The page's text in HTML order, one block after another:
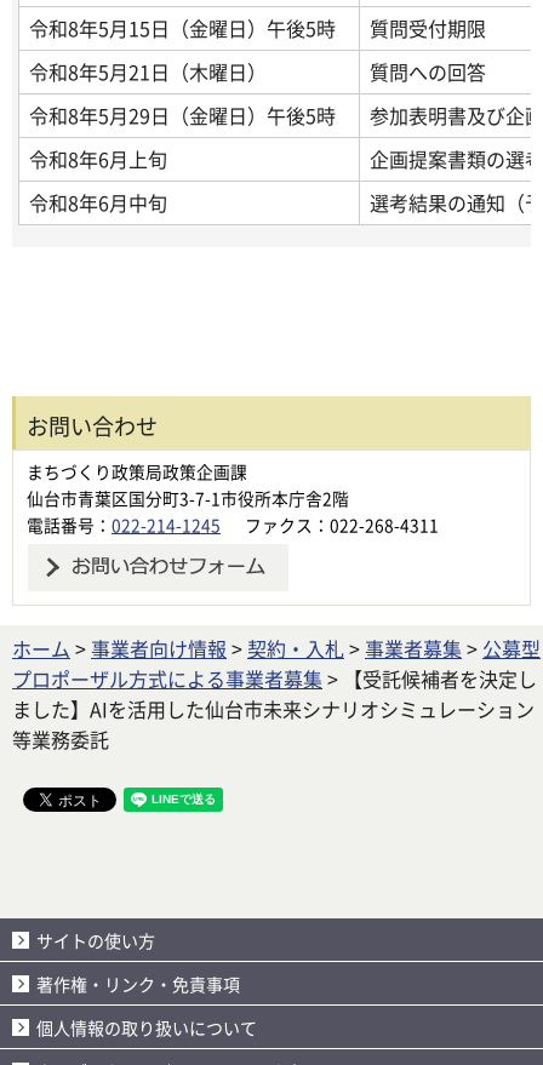
令和8年5月15日（金曜日）午後5時
質問受付期限
令和8年5月21日（木曜日）
質問への回答
令和8年5月29日（金曜日）午後5時
参加表明書及び企
令和8年6月上旬
企画提案書類の選
令和8年6月中旬
選考結果の通知（
お問い合わせ
まちづくり政策局政策企画課
仙台市青葉区国分町3-7-1市役所本庁舎2階
電話番号： 022-214-1245 ファクス：022-268-4311
ホーム >事業者向け情報 > 契約・入札>事業者募集 > 公募型
プロポーザル方式による事業者募集 > 【受託候補者を決定し
ました】AIを活用した仙台市未来シナリオシミュレーション
等業務委託
サイトの使い方
著作権・リンク・免責事項
個人情報の取り扱いについて